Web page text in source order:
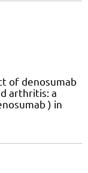
of denosumab
arthritis: a
) in